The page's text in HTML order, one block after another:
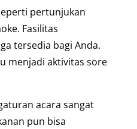
pertunjukan
Fasilitas
tersedia bagi Anda.
menjadi aktivitas sore
acara sangat
pun bisa